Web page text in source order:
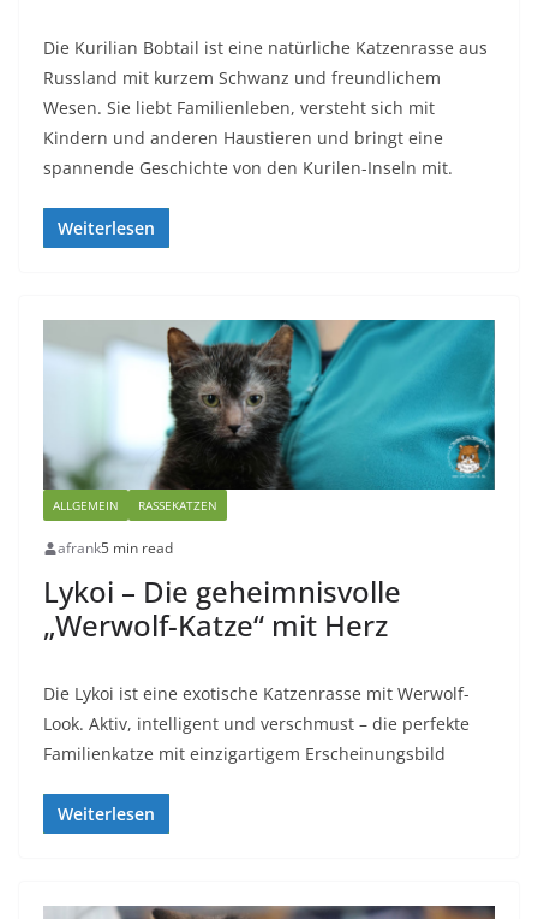
Die Kurilian Bobtail ist eine natürliche Katzenrasse aus
Russland mit kurzem Schwanz und freundlichem
Wesen. Sie liebt Familienleben, versteht sich mit
Kindern und anderen Haustieren und bringt eine
spannende Geschichte von den Kurilen-Inseln mit.
Weiterlesen
ALLGEMEIN RASSEKATZEN
afrank5 min read
Lykoi – Die geheimnisvolle
„Werwolf-Katze“ mit Herz
Die Lykoi ist eine exotische Katzenrasse mit Werwolf-
Look. Aktiv, intelligent und verschmust – die perfekte
Familienkatze mit einzigartigem Erscheinungsbild
Weiterlesen